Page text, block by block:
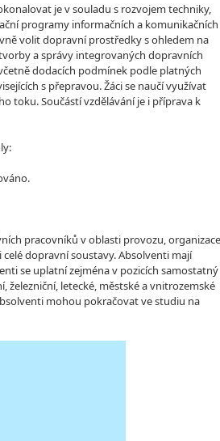
je v souladu s rozvojem techniky,
programy informačních a komunikačních
volit dopravní prostředky s ohledem na
a správy integrovaných dopravních
dodacích podmínek podle platných
s přepravou. Žáci se naučí využívat
toku. Součástí vzdělávání je i příprava k
pracovníků v oblasti provozu,
dopravní soustavy. Absolventi mají
se uplatní zejména v pozicích samostatný
železniční, letecké, městské a vnitrozemské
mohou pokračovat ve studiu na